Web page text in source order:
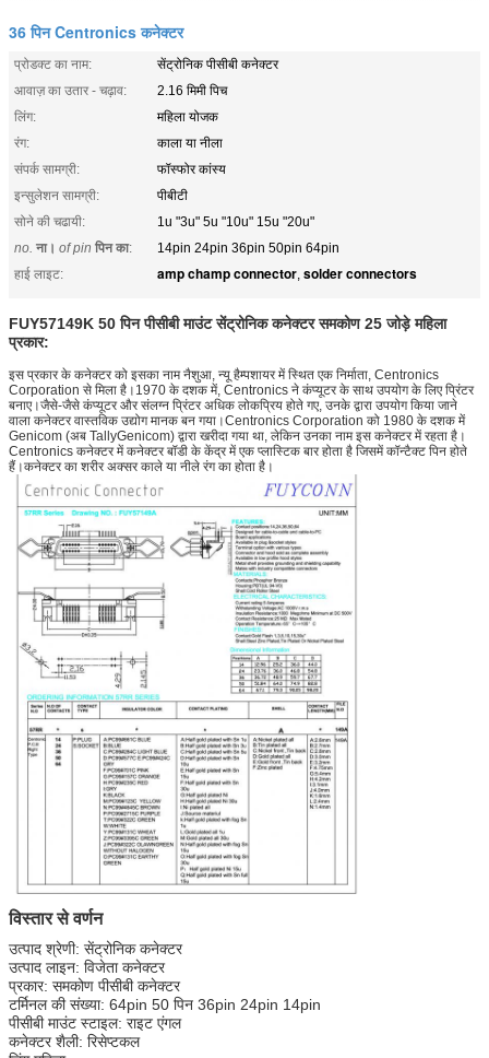
36 पिन Centronics कनेक्टर
प्रोडक्ट का नाम:
सेंट्रोनिक पीसीबी कनेक्टर
आवाज़ का उतार - चढ़ाव:
2.16 मिमी पिच
लिंग:
महिला योजक
रंग:
काला या नीला
संपर्क सामग्री:
फॉस्फोर कांस्य
इन्सुलेशन सामग्री:
पीबीटी
सोने की चढायी:
1u "3u" 5u "10u" 15u "20u"
no. ना। of pin पिन का:
14pin 24pin 36pin 50pin 64pin
हाई लाइट:
amp champ connector, solder connectors
FUY57149K 50 पिन पीसीबी माउंट सेंट्रोनिक कनेक्टर समकोण 25 जोड़े महिला
प्रकार:
इस प्रकार के कनेक्टर को इसका नाम नैशुआ, न्यू हैम्पशायर में स्थित एक निर्माता, Centronics
Corporation से मिला है।1970 के दशक में, Centronics ने कंप्यूटर के साथ उपयोग के लिए प्रिंटर
बनाए।जैसे-जैसे कंप्यूटर और संलग्न प्रिंटर अधिक लोकप्रिय होते गए, उनके द्वारा उपयोग किया जाने
वाला कनेक्टर वास्तविक उद्योग मानक बन गया।Centronics Corporation को 1980 के दशक में
Genicom (अब TallyGenicom) द्वारा खरीदा गया था, लेकिन उनका नाम इस कनेक्टर में रहता है।
Centronics कनेक्टर में कनेक्टर बॉडी के केंद्र में एक प्लास्टिक बार होता है जिसमें कॉन्टैक्ट पिन होते
हैं।कनेक्टर का शरीर अक्सर काले या नीले रंग का होता है।
विस्तार से वर्णन
उत्पाद श्रेणी: सेंट्रोनिक कनेक्टर
उत्पाद लाइन: विजेता कनेक्टर
प्रकार: समकोण पीसीबी कनेक्टर
टर्मिनल की संख्या: 64pin 50 पिन 36pin 24pin 14pin
पीसीबी माउंट स्टाइल: राइट एंगल
कनेक्टर शैली: रिसेप्टकल